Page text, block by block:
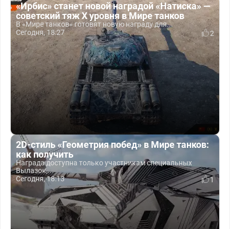
«Ирбис» станет новой наградой «Натиска» —
советский тяж X уровня в Мире танков
В «Мире танков» готовят новую награду для...
Сегодня, 18:27
2
2D-стиль «Геометрия побед» в Мире танков:
как получить
Награда доступна только участникам специальных
Вылазок,...
Сегодня, 18:13
1